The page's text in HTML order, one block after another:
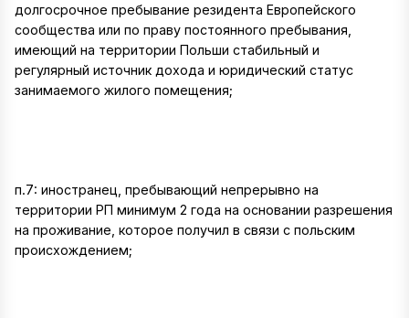
долгосрочное пребывание резидента Европейского
сообщества или по праву постоянного пребывания,
имеющий на территории Польши стабильный и
регулярный источник дохода и юридический статус
занимаемого жилого помещения;
п.7: иностранец, пребывающий непрерывно на
территории РП минимум 2 года на основании разрешения
на проживание, которое получил в связи с польским
происхождением;